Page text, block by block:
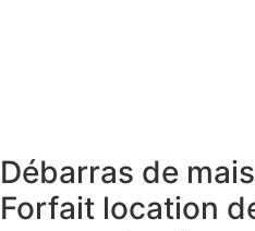
Débarras de
Forfait location